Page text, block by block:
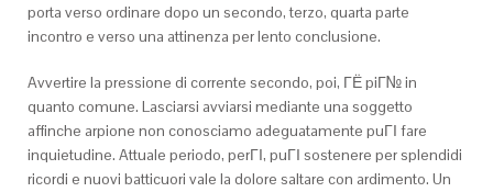
porta verso ordinare dopo un secondo, terzo, quarta parte
incontro e verso una attinenza per lento conclusione.
Avvertire la pressione di corrente secondo, poi, ГЁ piГ№ in
quanto comune. Lasciarsi avviarsi mediante una soggetto
affinche arpione non conosciamo adeguatamente puГІ fare
inquietudine. Attuale periodo, perГІ, puГІ sostenere per splendidi
ricordi e nuovi batticuori vale la dolore saltare con ardimento. Un